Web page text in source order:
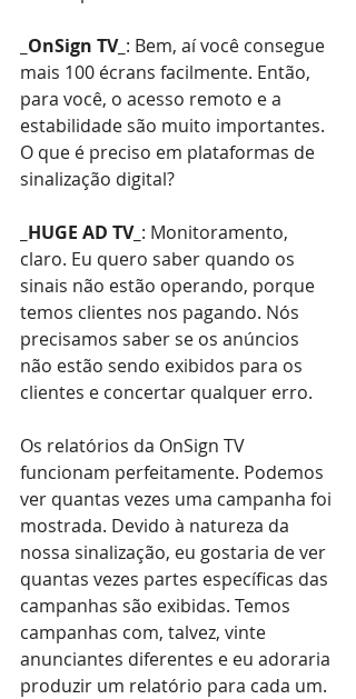
_OnSign TV_ : Bem, aí você consegue
mais 100 écrans facilmente. Então,
para você, o acesso remoto e a
estabilidade são muito importantes.
O que é preciso em plataformas de
sinalização digital?
_HUGE AD TV_ : Monitoramento,
claro. Eu quero saber quando os
sinais não estão operando, porque
temos clientes nos pagando. Nós
precisamos saber se os anúncios
não estão sendo exibidos para os
clientes e concertar qualquer erro.
Os relatórios da OnSign TV
funcionam perfeitamente. Podemos
ver quantas vezes uma campanha foi
mostrada. Devido à natureza da
nossa sinalização, eu gostaria de ver
quantas vezes partes específicas das
campanhas são exibidas. Temos
campanhas com, talvez, vinte
anunciantes diferentes e eu adoraria
produzir um relatório para cada um.